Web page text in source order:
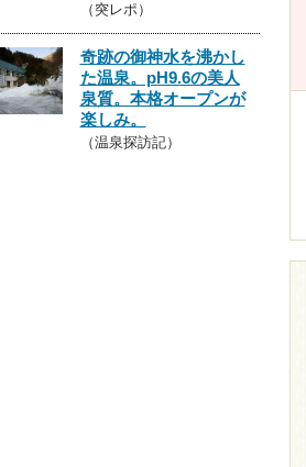
（突レポ）
奇跡の御神水を沸かし
た温泉。pH9.6の美人
泉質。本格オープンが
楽しみ。
（温泉探訪記）